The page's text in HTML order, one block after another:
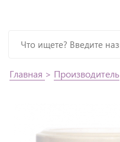
Главная > Производитель